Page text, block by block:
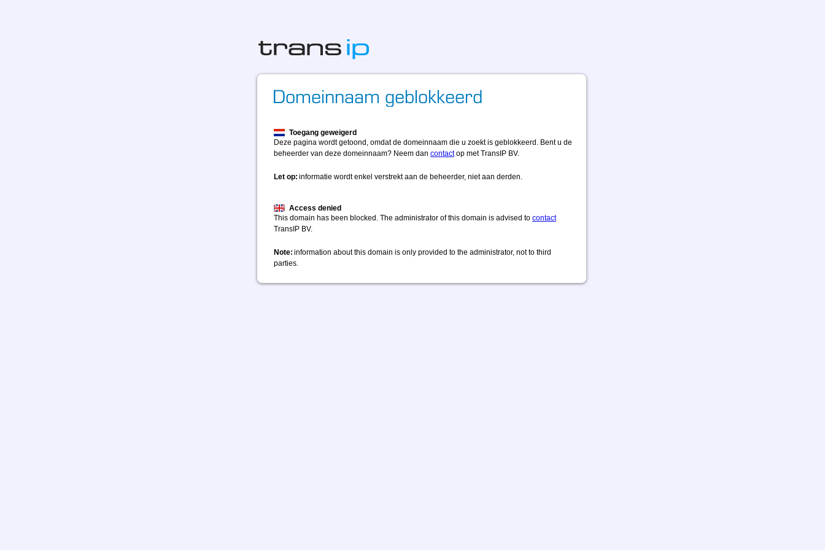
Toegang geweigerd
Deze pagina wordt getoond, omdat de domeinnaam die u zoekt is geblokkeerd. Bent u de
beheerder van deze domeinnaam? Neem dan contactop met TransIP BV.
Let op: informatie wordt enkel verstrekt aan de beheerder, niet aan derden.
Access denied
This domain has been blocked. The administrator of this domain is advised to contact
TransIP BV.
Note: information about this domain is only provided to the administrator, not to third
parties.